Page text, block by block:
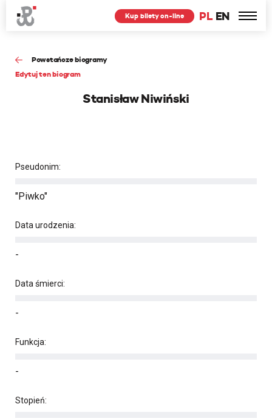
PL EN
Kup bilety on-line
Powstańcze biogramy
Edytuj ten biogram
Stanisław Niwiński
Pseudonim:
"Piwko"
Data urodzenia:
-
Data śmierci:
-
Funkcja:
-
Stopień: